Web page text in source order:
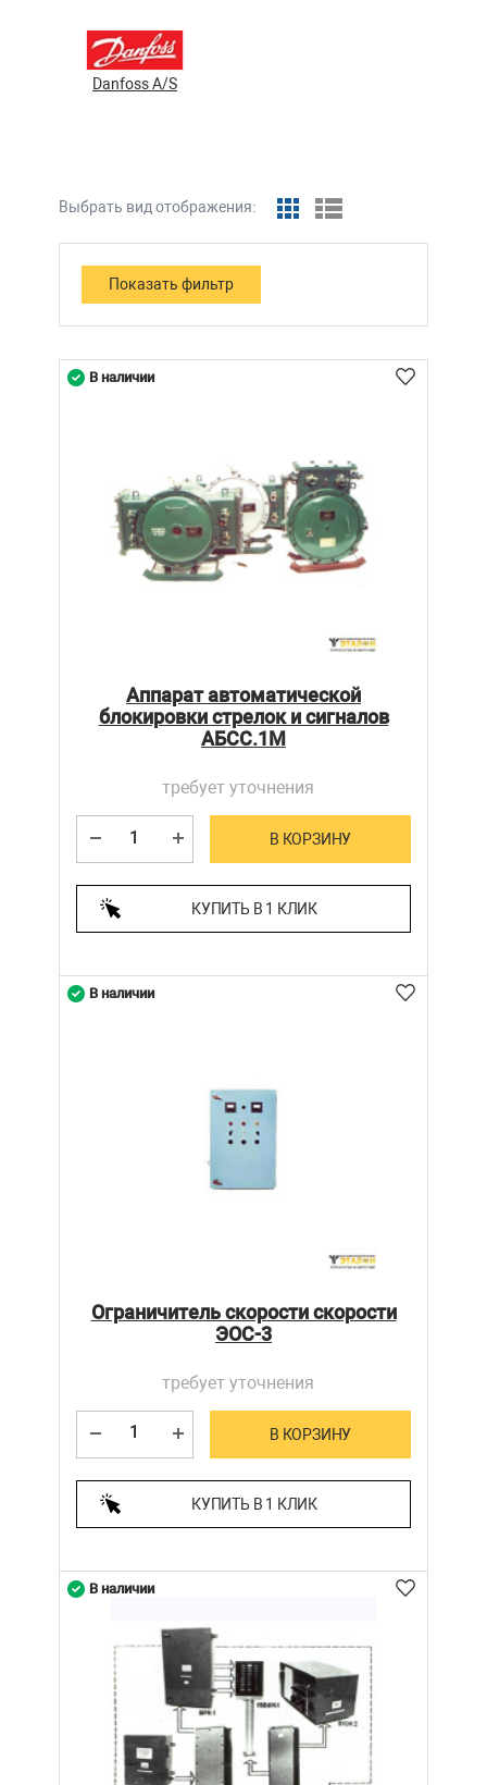
Danfoss A/S
Выбрать вид отображения:
Аппарат автоматической
блокировки стрелок и сигналов
АБСС.1М
требует уточнения
В КОРЗИНУ
КУПИТЬ В 1 КЛИК
В наличии
Ограничитель скорости скорости
ЭОС-3
требует уточнения
В КОРЗИНУ
КУПИТЬ В 1 КЛИК
В наличии
В наличии